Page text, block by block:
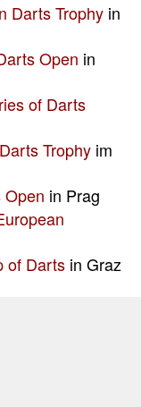
Darts Trophy in
Open in
of Darts
Trophy im
in Prag
of Darts in Graz